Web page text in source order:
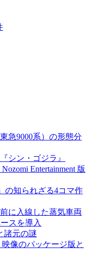
急9000系）の形態分
シン・ゴジラ』
Entertainment 版
の知られざる4コマ作
に入線した蒸気車両
スを導入
諸元の謎
像のパッケージ版と